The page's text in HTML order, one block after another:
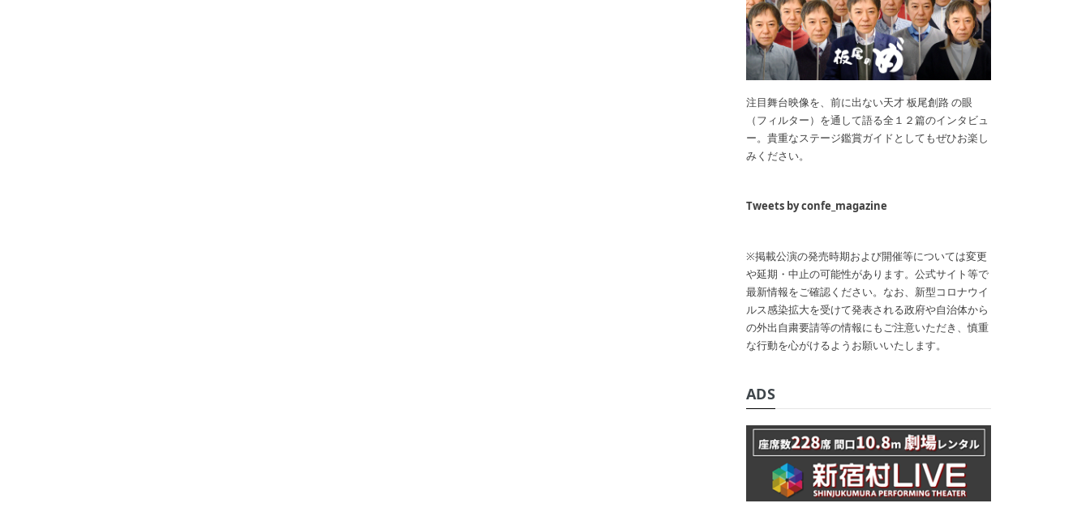
注目舞台映像を、前に出ない天才 板尾創路 の眼
（フィルター）を通して語る全１２篇のインタビュ
ー。貴重なステージ鑑賞ガイドとしてもぜひお楽し
みください。
Tweets by confe_magazine
※掲載公演の発売時期および開催等については変更
や延期・中止の可能性があります。公式サイト等で
最新情報をご確認ください。なお、新型コロナウイ
ルス感染拡大を受けて発表される政府や自治体から
の外出自粛要請等の情報にもご注意いただき、慎重
な行動を心がけるようお願いいたします。
ADS